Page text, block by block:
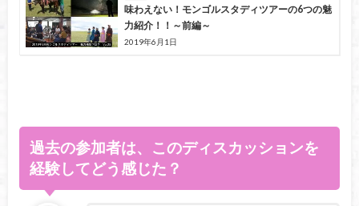
味わえない！モンゴルスタディツアーの6つの魅
力紹介！！～前編～
2019年6月1日
過去の参加者は、このディスカッションを
経験してどう感じた？